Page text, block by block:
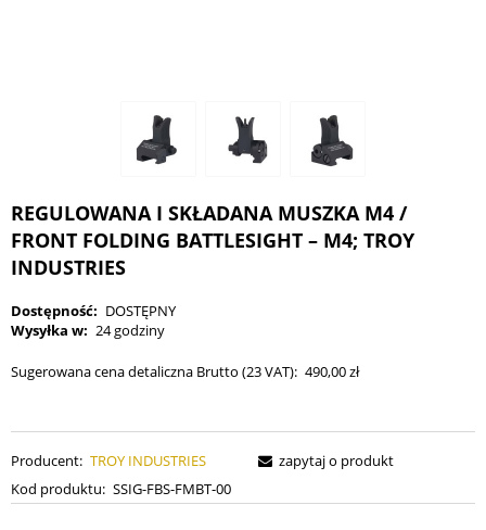
REGULOWANA I SKŁADANA MUSZKA M4 /
FRONT FOLDING BATTLESIGHT – M4; TROY
INDUSTRIES
Dostępność: DOSTĘPNY
Wysyłka w: 24 godziny
Sugerowana cena detaliczna Brutto (23 VAT): 490,00 zł
Producent: TROY INDUSTRIES
Kod produktu: SSIG-FBS-FMBT-00
zapytaj o produkt